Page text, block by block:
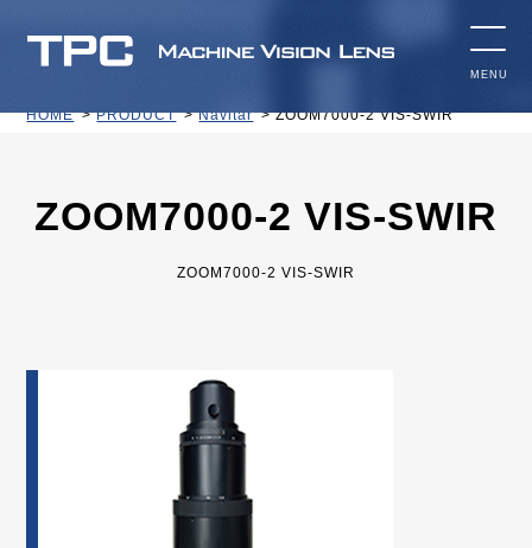
HOME PRODUCT Navitar ZOOM7000-2 VIS-SWIR
ZOOM7000-2 VIS-SWIR
ZOOM7000-2 VIS-SWIR